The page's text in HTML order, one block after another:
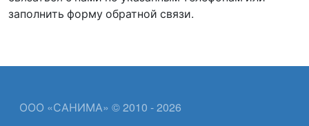
заполнить форму обратной связи.
ООО «САНИМА» © 2010 - 2026